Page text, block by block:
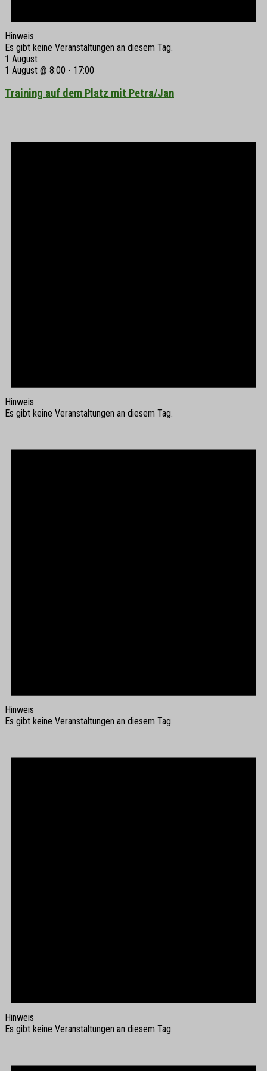
Hinweis
Es gibt keine Veranstaltungen an diesem Tag.
1 August
1 August @ 8:00 - 17:00
Training auf dem Platz mit Petra/Jan
Hinweis
Es gibt keine Veranstaltungen an diesem Tag.
Hinweis
Es gibt keine Veranstaltungen an diesem Tag.
Hinweis
Es gibt keine Veranstaltungen an diesem Tag.